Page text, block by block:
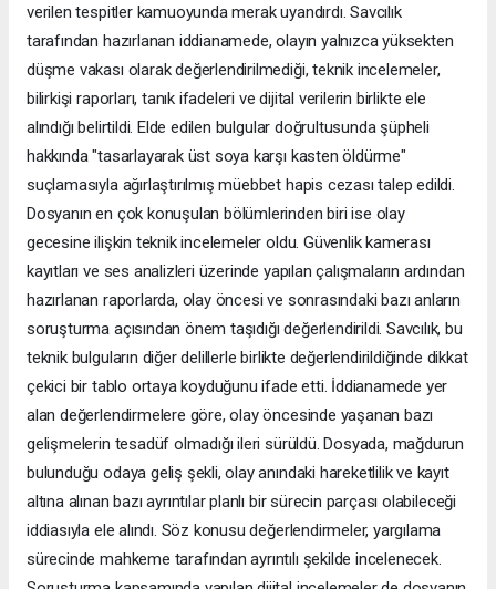
verilen tespitler kamuoyunda merak uyandırdı. Savcılık
tarafından hazırlanan iddianamede, olayın yalnızca yüksekten
düşme vakası olarak değerlendirilmediği, teknik incelemeler,
bilirkişi raporları, tanık ifadeleri ve dijital verilerin birlikte ele
alındığı belirtildi. Elde edilen bulgular doğrultusunda şüpheli
hakkında "tasarlayarak üst soya karşı kasten öldürme"
suçlamasıyla ağırlaştırılmış müebbet hapis cezası talep edildi.
Dosyanın en çok konuşulan bölümlerinden biri ise olay
gecesine ilişkin teknik incelemeler oldu. Güvenlik kamerası
kayıtları ve ses analizleri üzerinde yapılan çalışmaların ardından
hazırlanan raporlarda, olay öncesi ve sonrasındaki bazı anların
soruşturma açısından önem taşıdığı değerlendirildi. Savcılık, bu
teknik bulguların diğer delillerle birlikte değerlendirildiğinde dikkat
çekici bir tablo ortaya koyduğunu ifade etti. İddianamede yer
alan değerlendirmelere göre, olay öncesinde yaşanan bazı
gelişmelerin tesadüf olmadığı ileri sürüldü. Dosyada, mağdurun
bulunduğu odaya geliş şekli, olay anındaki hareketlilik ve kayıt
altına alınan bazı ayrıntılar planlı bir sürecin parçası olabileceği
iddiasıyla ele alındı. Söz konusu değerlendirmeler, yargılama
sürecinde mahkeme tarafından ayrıntılı şekilde incelenecek.